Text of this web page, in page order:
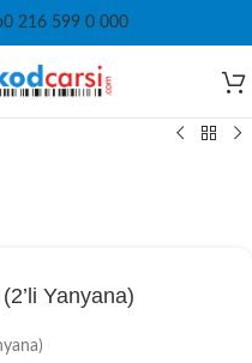
0 216 599 0 000
Yanyana)